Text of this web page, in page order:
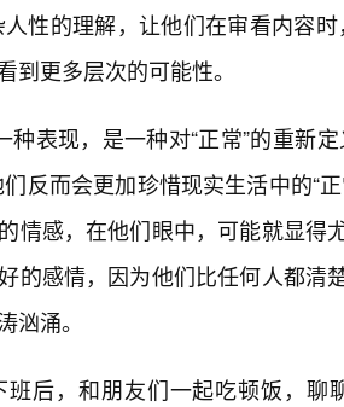
性的理解，让他们在审看内容时
到更多层次的可能性。
种表现，是一种对“正常”的重新
反而会更加珍惜现实生活中的“
情感，在他们眼中，可能就显得
的感情，因为他们比任何人都清
汹涌。
班后，和朋友们一起吃顿饭，聊